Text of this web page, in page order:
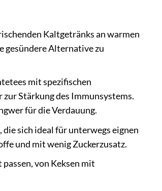
Kaltgetränks an warmen
gesündere Alternative zu
mit spezifischen
Stärkung des Immunsystems.
für die Verdauung.
sich ideal für unterwegs eignen
und mit wenig Zuckerzusatz.
von Keksen mit